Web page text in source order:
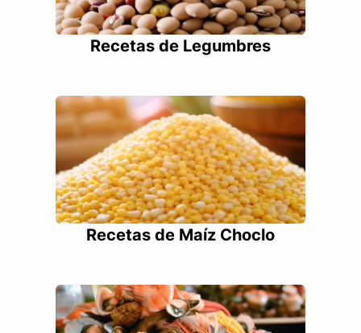
Recetas de Legumbres
Recetas de Maíz Choclo